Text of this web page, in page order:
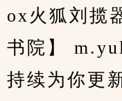
ox火狐刘揽
书院】
持续为你更